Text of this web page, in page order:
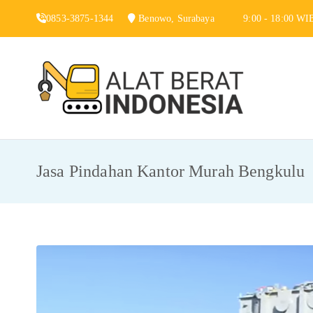
0853-3875-1344 Benowo, Surabaya 9:00 - 18:00
Jasa Pindahan Kantor Murah Bengkulu